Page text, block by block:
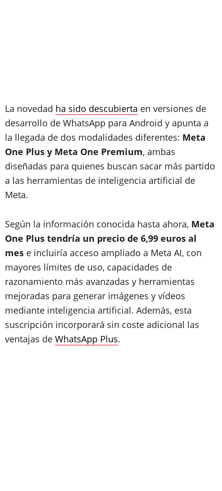
La novedad ha sido descubierta en versiones de
desarrollo de WhatsApp para Android y apunta a
la llegada de dos modalidades diferentes: Meta
One Plus y Meta One Premium, ambas
diseñadas para quienes buscan sacar más partido
a las herramientas de inteligencia artificial de
Meta.
Según la información conocida hasta ahora, Meta
One Plus tendría un precio de 6,99 euros al
mes e incluiría acceso ampliado a Meta AI, con
mayores límites de uso, capacidades de
razonamiento más avanzadas y herramientas
mejoradas para generar imágenes y vídeos
mediante inteligencia artificial. Además, esta
suscripción incorporará sin coste adicional las
ventajas de WhatsApp Plus.